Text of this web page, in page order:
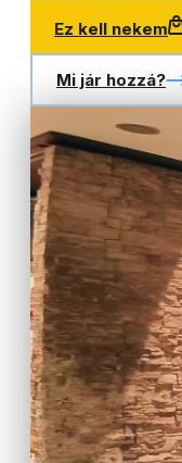
Ez kell nekem
Mi jár hozzá?